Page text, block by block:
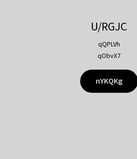
U/RGJC
qQPLVh
qObvX7
nYKQKg